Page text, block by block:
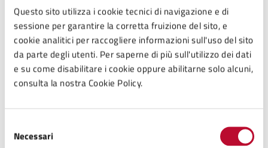
Questo sito utilizza i cookie tecnici di navigazione e di
sessione per garantire la corretta fruizione del sito, e
cookie analitici per raccogliere informazioni sull'uso del sito
da parte degli utenti. Per saperne di più sull'utilizzo dei dati
e su come disabilitare i cookie oppure abilitarne solo alcuni,
consulta la nostra Cookie Policy.
delNecessari
Alla domanda deve essere allegata apposita
dichiarazione sanitaria che attesta che il richiedente è
impossibilitato ad esercitare autonomamente il diritto di
voto, rilasciata da un funzionario medico designato dalla
ASL, la tessera elettorale e copia di un documento di
riconoscimento.